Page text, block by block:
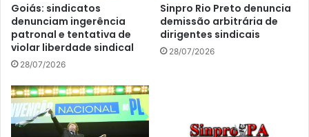
Goiás: sindicatos
denunciam ingerência
patronal e tentativa de
violar liberdade sindical
28/07/2026
Sinpro Rio Preto denuncia
demissão arbitrária de
dirigentes sindicais
28/07/2026